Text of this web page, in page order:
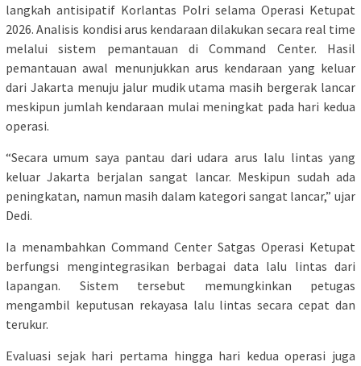
langkah antisipatif Korlantas Polri selama Operasi Ketupat
2026. Analisis kondisi arus kendaraan dilakukan secara real time
melalui sistem pemantauan di Command Center. Hasil
pemantauan awal menunjukkan arus kendaraan yang keluar
dari Jakarta menuju jalur mudik utama masih bergerak lancar
meskipun jumlah kendaraan mulai meningkat pada hari kedua
operasi.
“Secara umum saya pantau dari udara arus lalu lintas yang
keluar Jakarta berjalan sangat lancar. Meskipun sudah ada
peningkatan, namun masih dalam kategori sangat lancar,” ujar
Dedi.
Ia menambahkan Command Center Satgas Operasi Ketupat
berfungsi mengintegrasikan berbagai data lalu lintas dari
lapangan. Sistem tersebut memungkinkan petugas
mengambil keputusan rekayasa lalu lintas secara cepat dan
terukur.
Evaluasi sejak hari pertama hingga hari kedua operasi juga